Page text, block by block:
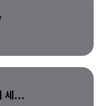
세...